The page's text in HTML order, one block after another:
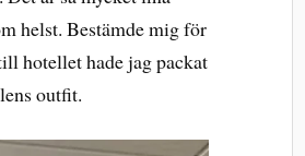
helst. Bestämde mig för
hotellet hade jag packat
outfit.